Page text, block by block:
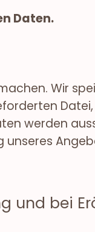
Daten.
Wir
werden
unseres
und bei